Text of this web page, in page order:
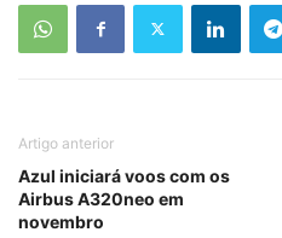
Artigo anterior
Azul iniciará voos com os
Airbus A320neo em
novembro